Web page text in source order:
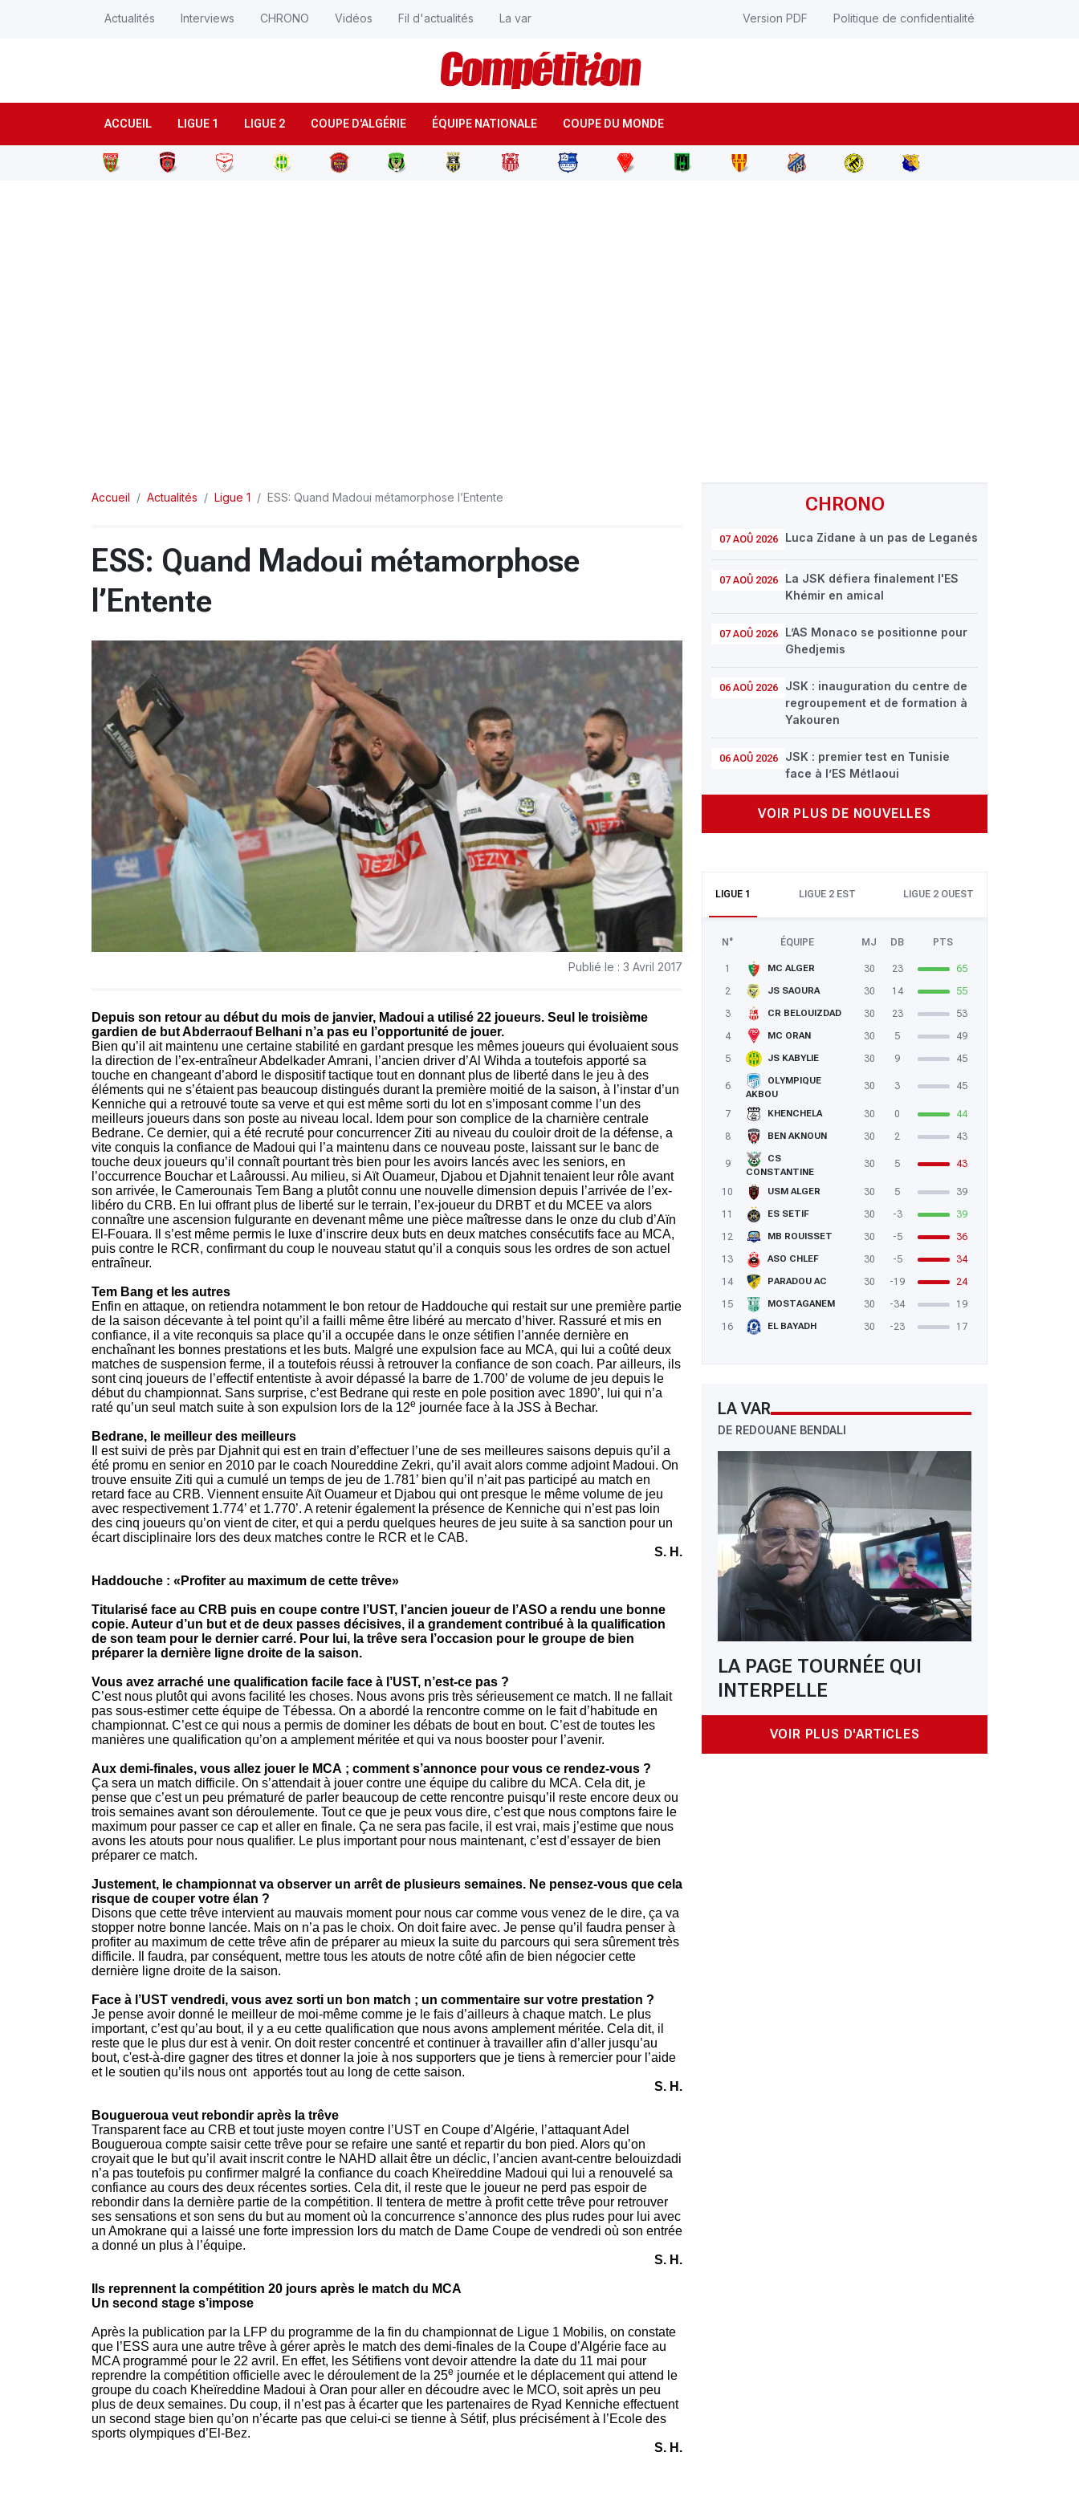
ACCUEIL LIGUE 1 LIGUE 2 COUPE D'ALGÉRIE ÉQUIPE NATIONALE COUPE DU MONDE
Actualités Interviews CHRONO Vidéos Fil d'actualités La var Version PDF Politique de confidentialité
CHRONO
07 AOÛ 2026 Luca Zidane à un pas de Leganés
07 AOÛ 2026
La JSK défiera finalement l'ES
Khémir en amical
07 AOÛ 2026
L’AS Monaco se positionne pour
Ghedjemis
06 AOÛ 2026
JSK : inauguration du centre de
regroupement et de formation à
Yakouren
06 AOÛ 2026
JSK : premier test en Tunisie
face à l’ES Métlaoui
VOIR PLUS DE NOUVELLES
LIGUE 1 LIGUE 2 EST LIGUE 2 OUEST
N° ÉQUIPE MJ DB PTS
1 MC ALGER 30 23
65
2
JS SAOURA 30 14
55
3
CR BELOUIZDAD 30 23
53
4
MC ORAN 30 5
49
5
JS KABYLIE 30 9 45
6
OLYMPIQUE
AKBOU
30 3 45
7 KHENCHELA 30 0
44
8
BEN AKNOUN 30 2 43
9
CS
CONSTANTINE
30 5 43
10 USM ALGER 30 5
39
11
ES SETIF 30 -3
39
12
MB ROUISSET 30 -5
36
13
ASO CHLEF 30 -5
34
14
PARADOU AC 30 -19
24
15
MOSTAGANEM 30 -34
19
16
EL BAYADH 30 -23 17
LA VAR
DE REDOUANE BENDALI
LA PAGE TOURNÉE QUI
INTERPELLE
VOIR PLUS D'ARTICLES
Accueil Actualités Ligue 1 ESS: Quand Madoui métamorphose l’Entente
ESS: Quand Madoui métamorphose
l’Entente
Publié le : 3 Avril 2017
Depuis son retour au début du mois de janvier, Madoui a utilisé 22 joueurs. Seul le troisième
gardien de but Abderraouf Belhani n’a pas eu l’opportunité de jouer.
Bien qu’il ait maintenu une certaine stabilité en gardant presque les mêmes joueurs qui évoluaient sous
la direction de l’ex-entraîneur Abdelkader Amrani, l’ancien driver d’Al Wihda a toutefois apporté sa
touche en changeant d’abord le dispositif tactique tout en donnant plus de liberté dans le jeu à des
éléments qui ne s’étaient pas beaucoup distingués durant la première moitié de la saison, à l’instar d’un
Kenniche qui a retrouvé toute sa verve et qui est même sorti du lot en s’imposant comme l’un des
meilleurs joueurs dans son poste au niveau local. Idem pour son complice de la charnière centrale
Bedrane. Ce dernier, qui a été recruté pour concurrencer Ziti au niveau du couloir droit de la défense, a
vite conquis la confiance de Madoui qui l’a maintenu dans ce nouveau poste, laissant sur le banc de
touche deux joueurs qu’il connaît pourtant très bien pour les avoirs lancés avec les seniors, en
l’occurrence Bouchar et Laâroussi. Au milieu, si Aït Ouameur, Djabou et Djahnit tenaient leur rôle avant
son arrivée, le Camerounais Tem Bang a plutôt connu une nouvelle dimension depuis l’arrivée de l’ex-
libéro du CRB. En lui offrant plus de liberté sur le terrain, l’ex-joueur du DRBT et du MCEE va alors
connaître une ascension fulgurante en devenant même une pièce maîtresse dans le onze du club d’Aïn
El-Fouara. Il s’est même permis le luxe d’inscrire deux buts en deux matches consécutifs face au MCA,
puis contre le RCR, confirmant du coup le nouveau statut qu’il a conquis sous les ordres de son actuel
entraîneur.
Tem Bang et les autres
Enfin en attaque, on retiendra notamment le bon retour de Haddouche qui restait sur une première partie
de la saison décevante à tel point qu’il a failli même être libéré au mercato d’hiver. Rassuré et mis en
confiance, il a vite reconquis sa place qu’il a occupée dans le onze sétifien l’année dernière en
enchaînant les bonnes prestations et les buts. Malgré une expulsion face au MCA, qui lui a coûté deux
matches de suspension ferme, il a toutefois réussi à retrouver la confiance de son coach. Par ailleurs, ils
sont cinq joueurs de l’effectif ententiste à avoir dépassé la barre de 1.700’ de volume de jeu depuis le
début du championnat. Sans surprise, c’est Bedrane qui reste en pole position avec 1890’, lui qui n’a
raté qu’un seul match suite à son expulsion lors de la 12e journée face à la JSS à Bechar.
Bedrane, le meilleur des meilleurs
Il est suivi de près par Djahnit qui est en train d’effectuer l’une de ses meilleures saisons depuis qu’il a
été promu en senior en 2010 par le coach Noureddine Zekri, qu’il avait alors comme adjoint Madoui. On
trouve ensuite Ziti qui a cumulé un temps de jeu de 1.781’ bien qu’il n’ait pas participé au match en
retard face au CRB. Viennent ensuite Aït Ouameur et Djabou qui ont presque le même volume de jeu
avec respectivement 1.774’ et 1.770’. A retenir également la présence de Kenniche qui n’est pas loin
des cinq joueurs qu’on vient de citer, et qui a perdu quelques heures de jeu suite à sa sanction pour un
écart disciplinaire lors des deux matches contre le RCR et le CAB.
S. H.
Haddouche : «Profiter au maximum de cette trêve»
Titularisé face au CRB puis en coupe contre l’UST, l’ancien joueur de l’ASO a rendu une bonne
copie. Auteur d’un but et de deux passes décisives, il a grandement contribué à la qualification
de son team pour le dernier carré. Pour lui, la trêve sera l’occasion pour le groupe de bien
préparer la dernière ligne droite de la saison.
Vous avez arraché une qualification facile face à l’UST, n’est-ce pas ?
C’est nous plutôt qui avons facilité les choses. Nous avons pris très sérieusement ce match. Il ne fallait
pas sous-estimer cette équipe de Tébessa. On a abordé la rencontre comme on le fait d’habitude en
championnat. C’est ce qui nous a permis de dominer les débats de bout en bout. C’est de toutes les
manières une qualification qu’on a amplement méritée et qui va nous booster pour l’avenir.
Aux demi-finales, vous allez jouer le MCA ; comment s’annonce pour vous ce rendez-vous ?
Ça sera un match difficile. On s’attendait à jouer contre une équipe du calibre du MCA. Cela dit, je
pense que c’est un peu prématuré de parler beaucoup de cette rencontre puisqu’il reste encore deux ou
trois semaines avant son déroulemente. Tout ce que je peux vous dire, c’est que nous comptons faire le
maximum pour passer ce cap et aller en finale. Ça ne sera pas facile, il est vrai, mais j’estime que nous
avons les atouts pour nous qualifier. Le plus important pour nous maintenant, c’est d’essayer de bien
préparer ce match.
Justement, le championnat va observer un arrêt de plusieurs semaines. Ne pensez-vous que cela
risque de couper votre élan ?
Disons que cette trêve intervient au mauvais moment pour nous car comme vous venez de le dire, ça va
stopper notre bonne lancée. Mais on n’a pas le choix. On doit faire avec. Je pense qu’il faudra penser à
profiter au maximum de cette trêve afin de préparer au mieux la suite du parcours qui sera sûrement très
difficile. Il faudra, par conséquent, mettre tous les atouts de notre côté afin de bien négocier cette
dernière ligne droite de la saison.
Face à l’UST vendredi, vous avez sorti un bon match ; un commentaire sur votre prestation ?
Je pense avoir donné le meilleur de moi-même comme je le fais d’ailleurs à chaque match. Le plus
important, c’est qu’au bout, il y a eu cette qualification que nous avons amplement méritée. Cela dit, il
reste que le plus dur est à venir. On doit rester concentré et continuer à travailler afin d’aller jusqu’au
bout, c'est-à-dire gagner des titres et donner la joie à nos supporters que je tiens à remercier pour l’aide
et le soutien qu’ils nous ont apportés tout au long de cette saison.
S. H.
Bougueroua veut rebondir après la trêve
Transparent face au CRB et tout juste moyen contre l’UST en Coupe d’Algérie, l’attaquant Adel
Bougueroua compte saisir cette trêve pour se refaire une santé et repartir du bon pied. Alors qu’on
croyait que le but qu’il avait inscrit contre le NAHD allait être un déclic, l’ancien avant-centre belouizdadi
n’a pas toutefois pu confirmer malgré la confiance du coach Kheïreddine Madoui qui lui a renouvelé sa
confiance au cours des deux récentes sorties. Cela dit, il reste que le joueur ne perd pas espoir de
rebondir dans la dernière partie de la compétition. Il tentera de mettre à profit cette trêve pour retrouver
ses sensations et son sens du but au moment où la concurrence s’annonce des plus rudes pour lui avec
un Amokrane qui a laissé une forte impression lors du match de Dame Coupe de vendredi où son entrée
a donné un plus à l’équipe.
S. H.
Ils reprennent la compétition 20 jours après le match du MCA
Un second stage s’impose
Après la publication par la LFP du programme de la fin du championnat de Ligue 1 Mobilis, on constate
que l’ESS aura une autre trêve à gérer après le match des demi-finales de la Coupe d’Algérie face au
MCA programmé pour le 22 avril. En effet, les Sétifiens vont devoir attendre la date du 11 mai pour
reprendre la compétition officielle avec le déroulement de la 25e journée et le déplacement qui attend le
groupe du coach Kheïreddine Madoui à Oran pour aller en découdre avec le MCO, soit après un peu
plus de deux semaines. Du coup, il n’est pas à écarter que les partenaires de Ryad Kenniche effectuent
un second stage bien qu’on n’écarte pas que celui-ci se tienne à Sétif, plus précisément à l’Ecole des
sports olympiques d’El-Bez.
S. H.